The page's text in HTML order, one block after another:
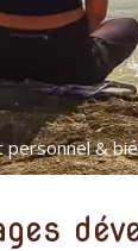
personnel &